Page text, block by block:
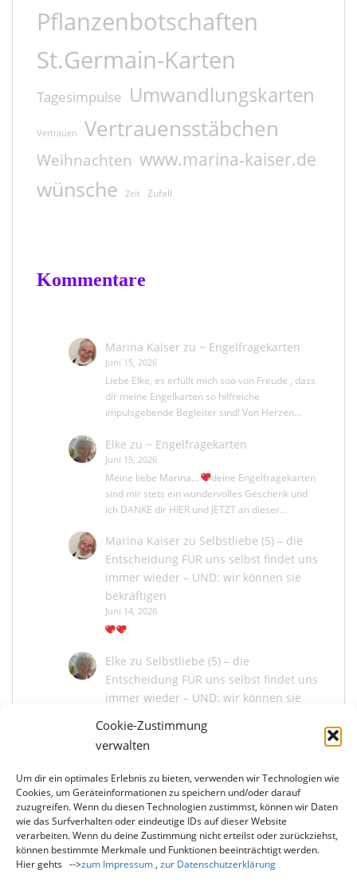
Cookie-Zustimmung
verwalten
Um dir ein optimales Erlebnis zu bieten, verwenden wir Technologien wie
Cookies, um Geräteinformationen zu speichern und/oder darauf
zuzugreifen. Wenn du diesen Technologien zustimmst, können wir Daten
wie das Surfverhalten oder eindeutige IDs auf dieser Website
verarbeiten. Wenn du deine Zustimmung nicht erteilst oder zurückziehst,
können bestimmte Merkmale und Funktionen beeinträchtigt werden.
Hier gehts -->zum Impressum , zur Datenschutzerklärung
Pflanzenbotschaften
St.Germain-Karten
Tagesimpulse Umwandlungskarten
Vertrauen Vertrauensstäbchen
Weihnachten www.marina-kaiser.de
wünsche Zeit Zufall
Kommentare
Marina Kaiserzu ~ Engelfragekarten
Juni 15, 2026
Liebe Elke, es erfüllt mich soo von Freude , dass
dir meine Engelkarten so hilfreiche
impulsgebende Begleiter sind! Von Herzen…
Elke zu ~ Engelfragekarten
Juni 15, 2026
Meine liebe Marina...
deine Engelfragekarten
sind mir stets ein wundervolles Geschenk und
ich DANKE dir HIER und JETZT an dieser…
Marina Kaiserzu Selbstliebe (5) – die
Entscheidung FÜR uns selbst findet uns
immer wieder – UND: wir können sie
bekräftigen
Juni 14, 2026
Elke zu Selbstliebe (5) – die
Entscheidung FÜR uns selbst findet uns
immer wieder – UND: wir können sie
Juni 13, 2026
Marina KaiserzuSelbstliebe (5) – die
Entscheidung FÜR uns selbst findet uns
immer wieder – UND: wir können sie
bekräftigen
Juni 13, 2026
Du liebe Elke, wie schön, dass du mit mir und